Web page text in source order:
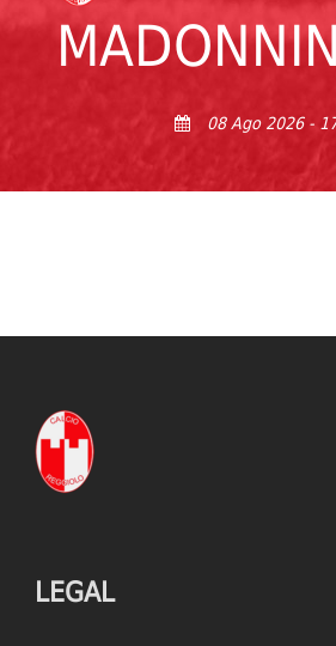
08 Ago 2026 -
LEGAL